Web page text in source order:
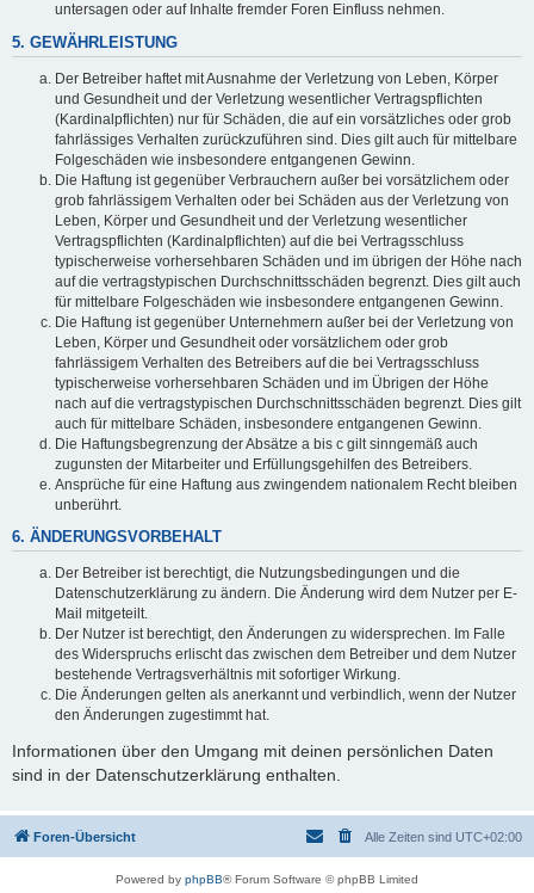
untersagen oder auf Inhalte fremder Foren Einfluss nehmen.
5. GEWÄHRLEISTUNG
Der Betreiber haftet mit Ausnahme der Verletzung von Leben, Körper
und Gesundheit und der Verletzung wesentlicher Vertragspflichten
(Kardinalpflichten) nur für Schäden, die auf ein vorsätzliches oder grob
fahrlässiges Verhalten zurückzuführen sind. Dies gilt auch für mittelbare
Folgeschäden wie insbesondere entgangenen Gewinn.
Die Haftung ist gegenüber Verbrauchern außer bei vorsätzlichem oder
grob fahrlässigem Verhalten oder bei Schäden aus der Verletzung von
Leben, Körper und Gesundheit und der Verletzung wesentlicher
Vertragspflichten (Kardinalpflichten) auf die bei Vertragsschluss
typischerweise vorhersehbaren Schäden und im übrigen der Höhe nach
auf die vertragstypischen Durchschnittsschäden begrenzt. Dies gilt auch
für mittelbare Folgeschäden wie insbesondere entgangenen Gewinn.
Die Haftung ist gegenüber Unternehmern außer bei der Verletzung von
Leben, Körper und Gesundheit oder vorsätzlichem oder grob
fahrlässigem Verhalten des Betreibers auf die bei Vertragsschluss
typischerweise vorhersehbaren Schäden und im Übrigen der Höhe
nach auf die vertragstypischen Durchschnittsschäden begrenzt. Dies gilt
auch für mittelbare Schäden, insbesondere entgangenen Gewinn.
Die Haftungsbegrenzung der Absätze a bis c gilt sinngemäß auch
zugunsten der Mitarbeiter und Erfüllungsgehilfen des Betreibers.
Ansprüche für eine Haftung aus zwingendem nationalem Recht bleiben
unberührt.
6. ÄNDERUNGSVORBEHALT
Der Betreiber ist berechtigt, die Nutzungsbedingungen und die
Datenschutzerklärung zu ändern. Die Änderung wird dem Nutzer per E-
Mail mitgeteilt.
Der Nutzer ist berechtigt, den Änderungen zu widersprechen. Im Falle
des Widerspruchs erlischt das zwischen dem Betreiber und dem Nutzer
bestehende Vertragsverhältnis mit sofortiger Wirkung.
Die Änderungen gelten als anerkannt und verbindlich, wenn der Nutzer
den Änderungen zugestimmt hat.
Informationen über den Umgang mit deinen persönlichen Daten
sind in der Datenschutzerklärung enthalten.
Foren-Übersicht Alle Zeiten sind UTC+02:00
Powered by phpBB® Forum Software © phpBB Limited